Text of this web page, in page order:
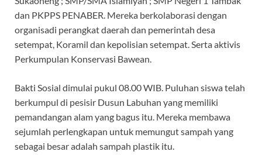
dan PKPPS PENABER. Mereka berkolaborasi dengan
organisadi perangkat daerah dan pemerintah desa
setempat, Koramil dan kepolisian setempat. Serta aktivis
Perkumpulan Konservasi Bawean.
Bakti Sosial dimulai pukul 08.00 WIB. Puluhan siswa telah
berkumpul di pesisir Dusun Labuhan yang memiliki
pemandangan alam yang bagus itu. Mereka membawa
sejumlah perlengkapan untuk memungut sampah yang
sebagai besar adalah sampah plastik itu.